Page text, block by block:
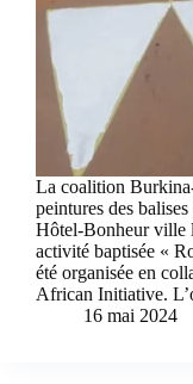
La coalition
peintures des balises
Hôtel-Bonheur ville
activité baptisée «
été organisée en
African Initiative.
16 mai 2024